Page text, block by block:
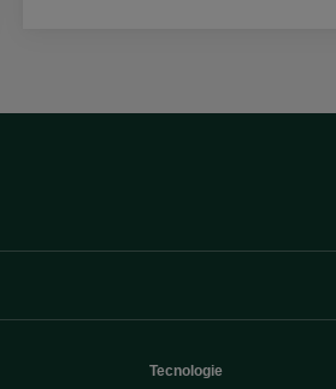
Tecnologie